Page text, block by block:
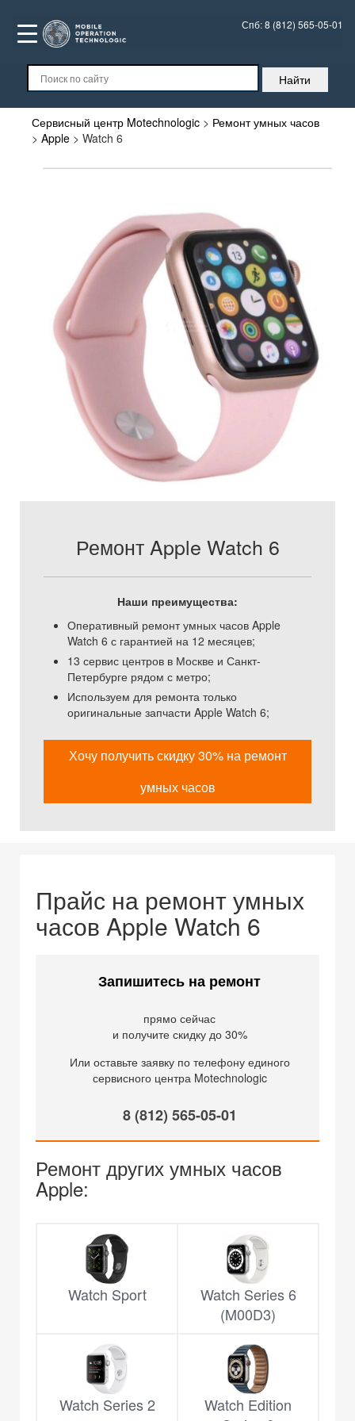
Спб:8 (812) 565-05-01
Сервисный центр Motechnologic > Ремонт умных часов
> Apple > Watch 6
Ремонт Apple Watch 6
Наши преимущества:
Оперативный ремонт умных часов Apple
Watch 6 с гарантией на 12 месяцев;
13 сервис центров в Москве и Санкт-
Петербурге рядом с метро;
Используем для ремонта только
оригинальные запчасти Apple Watch 6;
Хочу получить скидку 30% на ремонт
умных часов
Прайс на ремонт умных
часов Apple Watch 6
Запишитесь на ремонт
прямо сейчас
и получите скидку до 30%
Или оставьте заявку по телефону единого
сервисного центра Motechnologic
8 (812) 565-05-01
Ремонт других умных часов
Apple:
Watch Sport
Watch Series 6
(M00D3)
Watch Series 2
Watch Edition